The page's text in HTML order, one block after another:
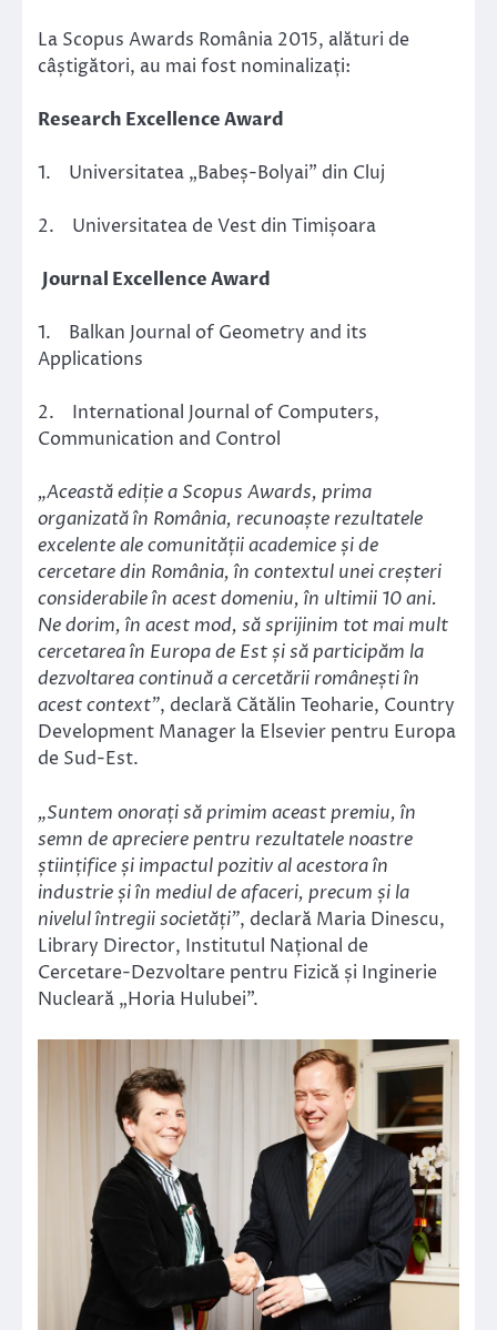
La Scopus Awards România 2015, alături de
câștigători, au mai fost nominalizați:
Research Excellence Award
1. Universitatea „Babeș-Bolyai” din Cluj
2. Universitatea de Vest din Timișoara
Journal Excellence Award
1. Balkan Journal of Geometry and its
Applications
2. International Journal of Computers,
Communication and Control
„Această ediție a Scopus Awards, prima
organizată în România, recunoaște rezultatele
excelente ale comunității academice și de
cercetare din România, în contextul unei creșteri
considerabile în acest domeniu, în ultimii 10 ani.
Ne dorim, în acest mod, să sprijinim tot mai mult
cercetarea în Europa de Est și să participăm la
dezvoltarea continuă a cercetării românești în
acest context”, declară Cătălin Teoharie, Country
Development Manager la Elsevier pentru Europa
de Sud-Est.
„Suntem onorați să primim aceast premiu, în
semn de apreciere pentru rezultatele noastre
științifice și impactul pozitiv al acestora în
industrie și în mediul de afaceri, precum și la
nivelul întregii societăți”, declară Maria Dinescu,
Library Director, Institutul Național de
Cercetare-Dezvoltare pentru Fizică și Inginerie
Nucleară „Horia Hulubei”.